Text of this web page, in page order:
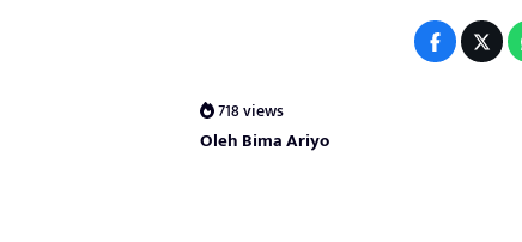
718 views
Oleh Bima Ariyo